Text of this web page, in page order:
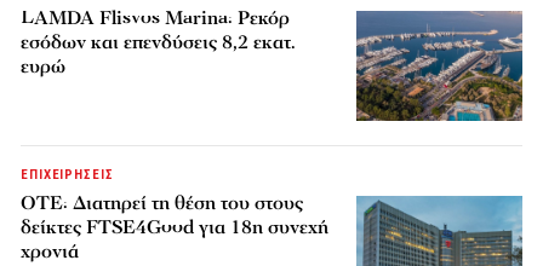
LAMDA Flisvos Marina: Ρεκόρ
εσόδων και επενδύσεις 8,2 εκατ.
ευρώ
ΕΠΙΧΕΙΡΗΣΕΙΣ
ΟΤΕ: Διατηρεί τη θέση του στους
δείκτες FTSE4Good για 18η συνεχή
χρονιά